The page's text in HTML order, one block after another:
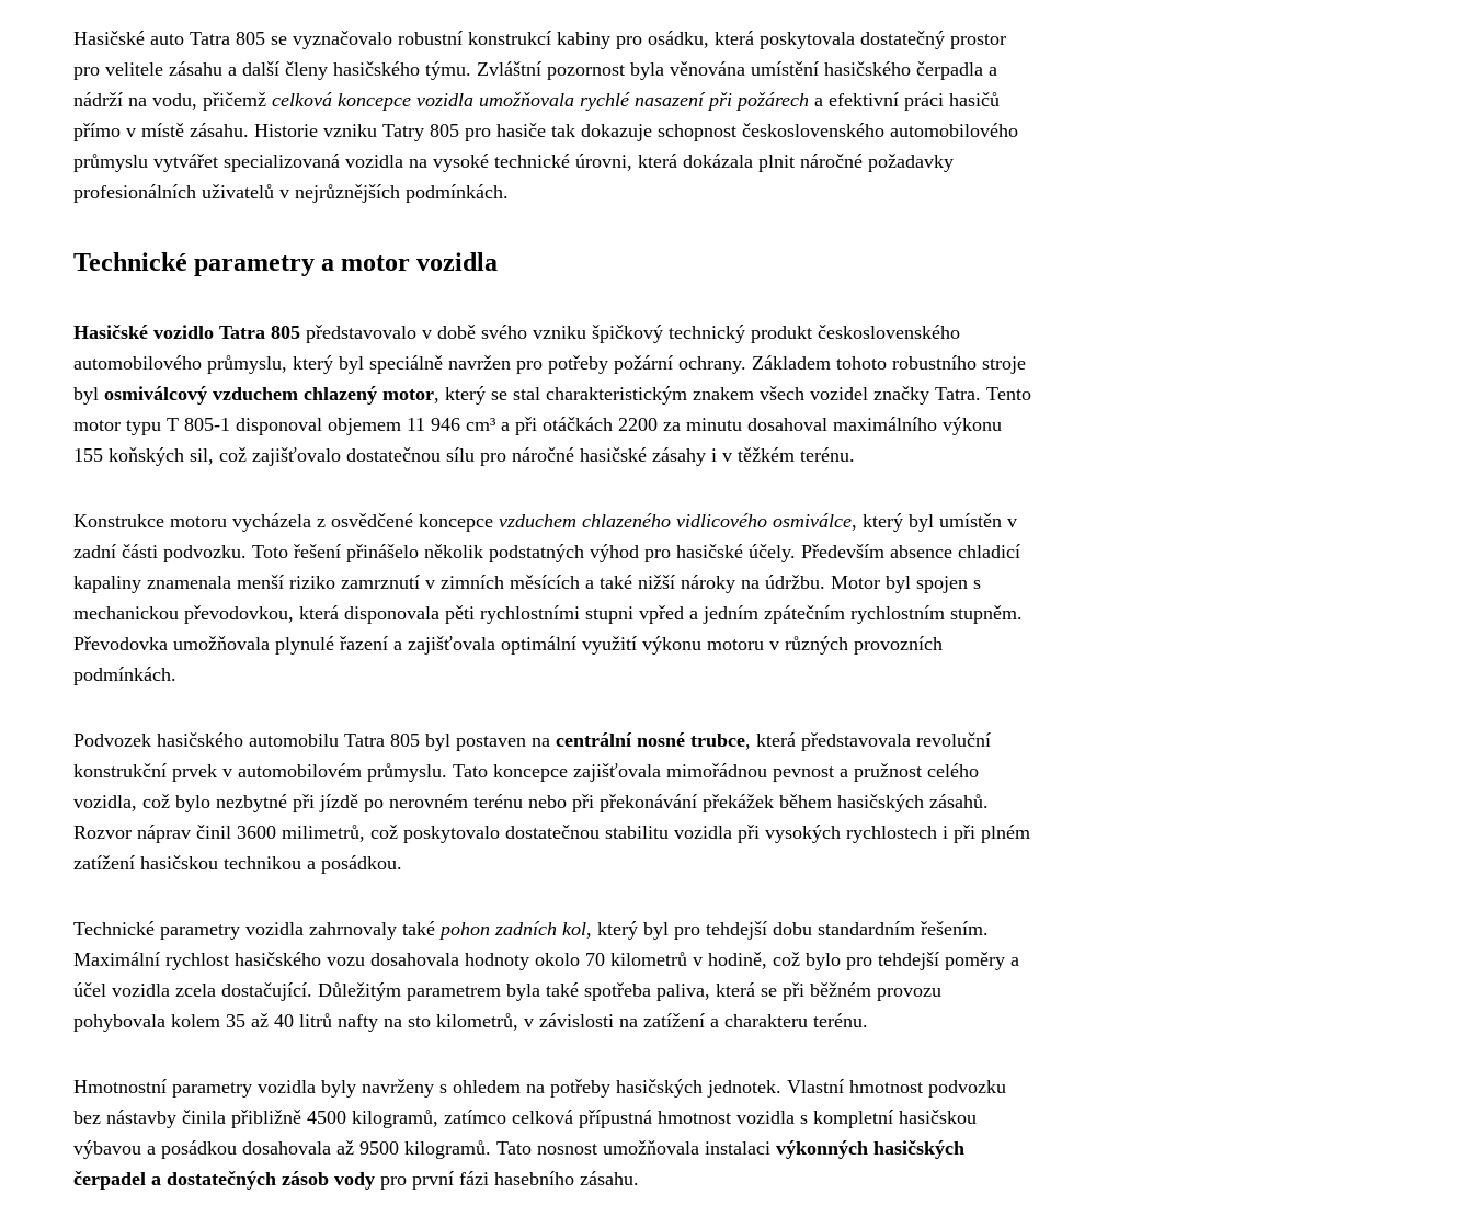
Hasičské auto Tatra 805 se vyznačovalo robustní konstrukcí kabiny pro osádku, která poskytovala dostatečný prostor
pro velitele zásahu a další členy hasičského týmu. Zvláštní pozornost byla věnována umístění hasičského čerpadla a
nádrží na vodu, přičemž celková koncepce vozidla umožňovala rychlé nasazení při požárech a efektivní práci hasičů
přímo v místě zásahu. Historie vzniku Tatry 805 pro hasiče tak dokazuje schopnost československého automobilového
průmyslu vytvářet specializovaná vozidla na vysoké technické úrovni, která dokázala plnit náročné požadavky
profesionálních uživatelů v nejrůznějších podmínkách.
Technické parametry a motor vozidla
Hasičské vozidlo Tatra 805 představovalo v době svého vzniku špičkový technický produkt československého
automobilového průmyslu, který byl speciálně navržen pro potřeby požární ochrany. Základem tohoto robustního stroje
byl osmiválcový vzduchem chlazený motor, který se stal charakteristickým znakem všech vozidel značky Tatra. Tento
motor typu T 805-1 disponoval objemem 11 946 cm³ a při otáčkách 2200 za minutu dosahoval maximálního výkonu
155 koňských sil, což zajišťovalo dostatečnou sílu pro náročné hasičské zásahy i v těžkém terénu.
Konstrukce motoru vycházela z osvědčené koncepce vzduchem chlazeného vidlicového osmiválce, který byl umístěn v
zadní části podvozku. Toto řešení přinášelo několik podstatných výhod pro hasičské účely. Především absence chladicí
kapaliny znamenala menší riziko zamrznutí v zimních měsících a také nižší nároky na údržbu. Motor byl spojen s
mechanickou převodovkou, která disponovala pěti rychlostními stupni vpřed a jedním zpátečním rychlostním stupněm.
Převodovka umožňovala plynulé řazení a zajišťovala optimální využití výkonu motoru v různých provozních
podmínkách.
Podvozek hasičského automobilu Tatra 805 byl postaven na centrální nosné trubce, která představovala revoluční
konstrukční prvek v automobilovém průmyslu. Tato koncepce zajišťovala mimořádnou pevnost a pružnost celého
vozidla, což bylo nezbytné při jízdě po nerovném terénu nebo při překonávání překážek během hasičských zásahů.
Rozvor náprav činil 3600 milimetrů, což poskytovalo dostatečnou stabilitu vozidla při vysokých rychlostech i při plném
zatížení hasičskou technikou a posádkou.
Technické parametry vozidla zahrnovaly také pohon zadních kol, který byl pro tehdejší dobu standardním řešením.
Maximální rychlost hasičského vozu dosahovala hodnoty okolo 70 kilometrů v hodině, což bylo pro tehdejší poměry a
účel vozidla zcela dostačující. Důležitým parametrem byla také spotřeba paliva, která se při běžném provozu
pohybovala kolem 35 až 40 litrů nafty na sto kilometrů, v závislosti na zatížení a charakteru terénu.
Hmotnostní parametry vozidla byly navrženy s ohledem na potřeby hasičských jednotek. Vlastní hmotnost podvozku
bez nástavby činila přibližně 4500 kilogramů, zatímco celková přípustná hmotnost vozidla s kompletní hasičskou
výbavou a posádkou dosahovala až 9500 kilogramů. Tato nosnost umožňovala instalaci výkonných hasičských
čerpadel a dostatečných zásob vody pro první fázi hasebního zásahu.